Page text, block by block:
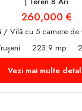
260,000 €
/ Vilă cu 5 camere de
223.9 mp
Vezi mai multe